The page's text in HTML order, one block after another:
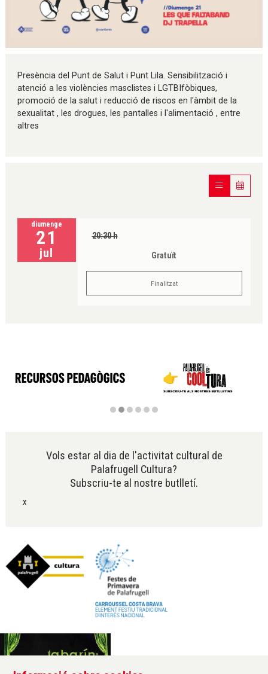
Presència del Punt de Salut i Punt Lila. Sensibilització i
atenció a les violències masclistes i LGTBIfòbiques,
promoció de la salut i reducció de riscos en l'àmbit de la
sexualitat , les drogues, les pantalles i l'alimentació , entre
altres
diumenge
21
jul
20:30 h
Gratuït
Finalitzat
Vols estar al dia de l'activitat cultural de
Palafrugell Cultura?
Subscriu-te al nostre butlletí.
x